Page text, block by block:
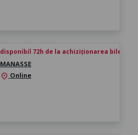
disponibil 72h de la achiziționarea biletului
MANASSE
location_on Online